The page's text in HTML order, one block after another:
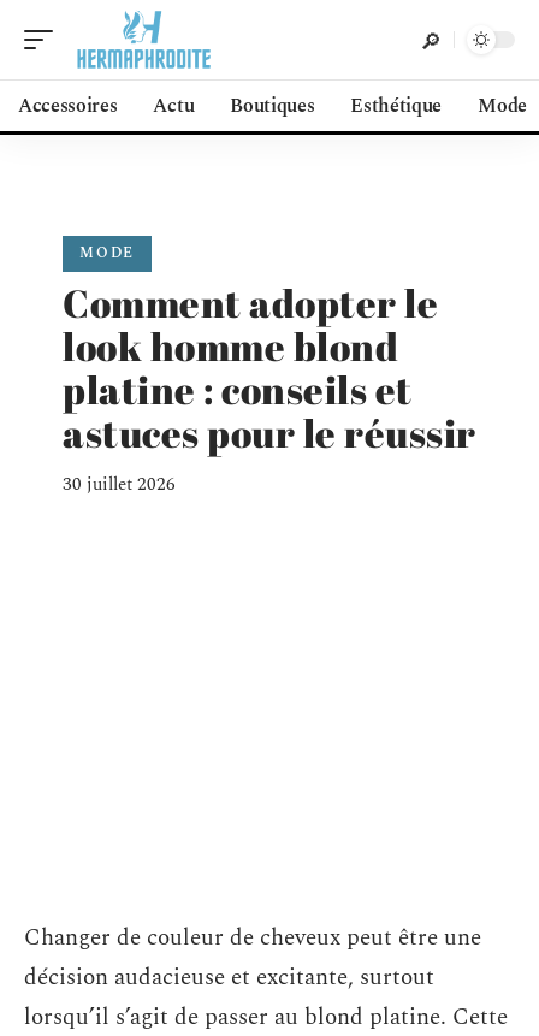
Accessoires Actu Boutiques Esthétique Mode
MODE
Comment adopter le
look homme blond
platine : conseils et
astuces pour le réussir
30 juillet 2026
Changer de couleur de cheveux peut être une
décision audacieuse et excitante, surtout
lorsqu’il s’agit de passer au blond platine. Cette